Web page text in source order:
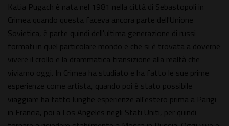
Katia Pugach è nata nel 1981 nella città di Sebastopoli in
Crimea quando questa faceva ancora parte dell'Unione
Sovietica, è parte quindi dell'ultima generazione di russi
formati in quel particolare mondo e che si è trovata a doverne
vivere il crollo e la drammatica transizione alla realtà che
viviamo oggi. In Crimea ha studiato e ha fatto le sue prime
esperienze come artista, quando poi è stato possibile
viaggiare ha fatto lunghe esperienze all'estero prima a Parigi
in Francia, poi a Los Angeles negli Stati Uniti, per quindi